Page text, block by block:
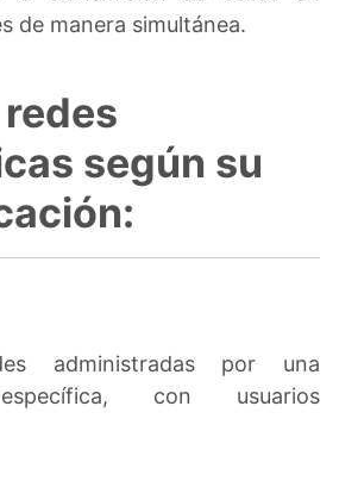
de manera simultánea.
según su
administradas por una
con usuarios